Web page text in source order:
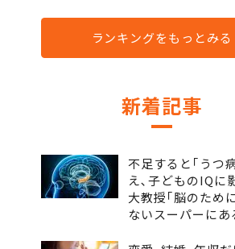
ランキングをもっとみる
新着記事
不足すると｢うつ
え､子どものIQに
大教授｢脳のため
ないスーパーにあ